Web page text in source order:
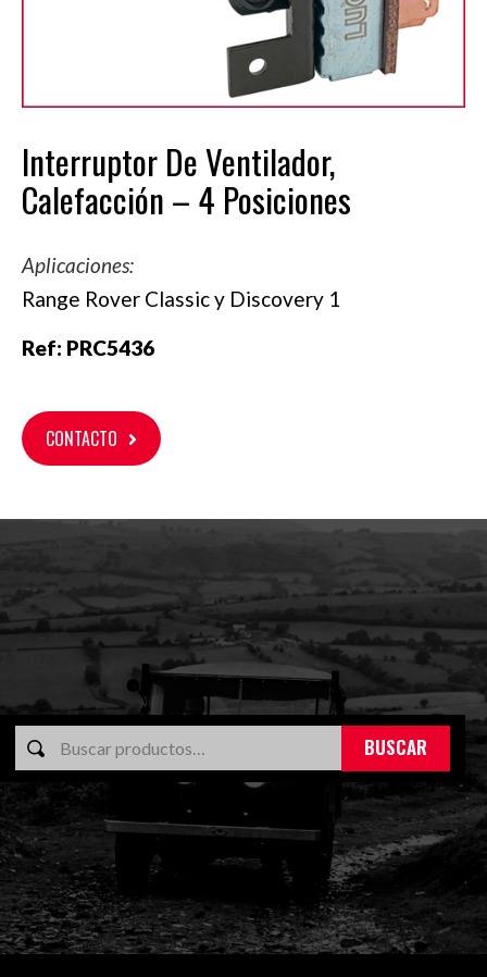
Interruptor De Ventilador,
Calefacción – 4 Posiciones
Aplicaciones:
Range Rover Classic y Discovery 1
Ref: PRC5436
CONTACTO
BUSCAR